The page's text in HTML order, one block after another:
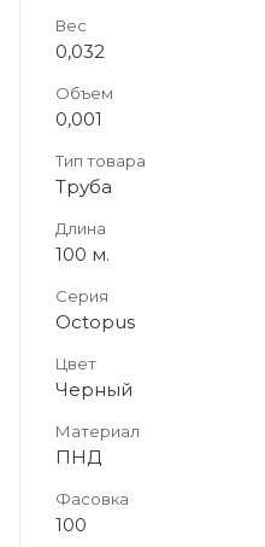
Вес
0,032
Объем
0,001
Тип товара
Труба
Длина
100 м.
Серия
Octopus
Цвет
Черный
Материал
ПНД
Фасовка
100